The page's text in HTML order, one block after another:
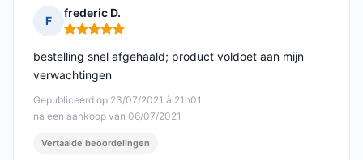
F
frederic D.
Opmerking: 5 van 5
Gepubliceerd op 23/07/2021 à 21h01
na een aankoop van 06/07/2021
bestelling snel afgehaald; product voldoet aan mijn
verwachtingen
Vertaalde beoordelingen